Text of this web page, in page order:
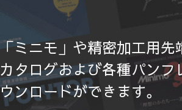
ミニモ」や精密加工用先
タログおよび各種パンフ
ンロードができます。